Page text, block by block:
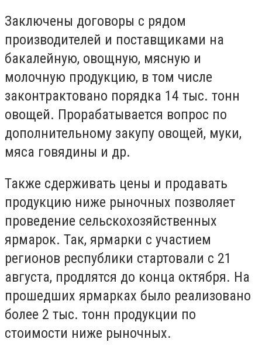
Заключены договоры с рядом
производителей и поставщиками на
бакалейную, овощную, мясную и
молочную продукцию, в том числе
законтрактовано порядка 14 тыс. тонн
овощей. Прорабатывается вопрос по
дополнительному закупу овощей, муки,
мяса говядины и др.
Также сдерживать цены и продавать
продукцию ниже рыночных позволяет
проведение сельскохозяйственных
ярмарок. Так, ярмарки с участием
регионов республики стартовали с 21
августа, продлятся до конца октября. На
прошедших ярмарках было реализовано
более 2 тыс. тонн продукции по
стоимости ниже рыночных.